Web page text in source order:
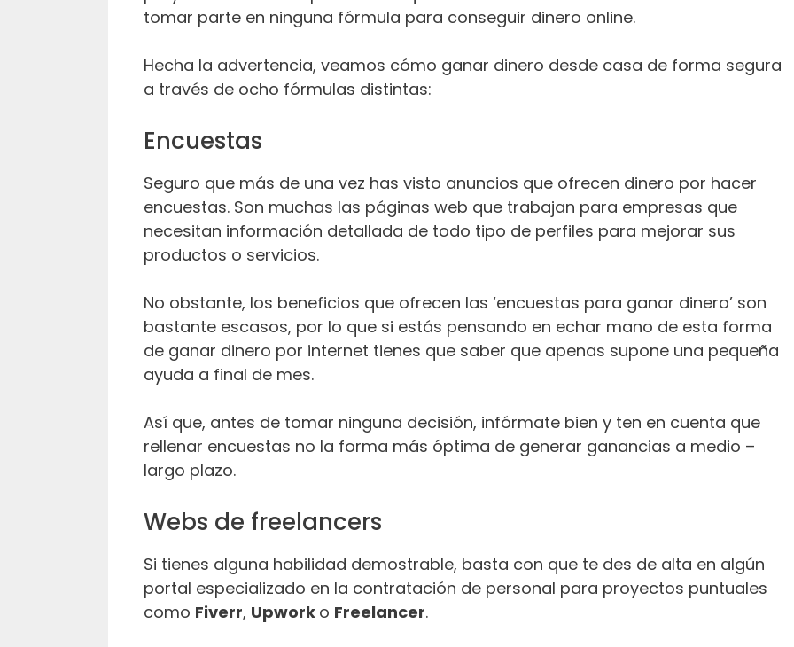
tomar parte en ninguna fórmula para conseguir dinero online.
Hecha la advertencia, veamos cómo ganar dinero desde casa de forma segura
a través de ocho fórmulas distintas:
Encuestas
Seguro que más de una vez has visto anuncios que ofrecen dinero por hacer
encuestas. Son muchas las páginas web que trabajan para empresas que
necesitan información detallada de todo tipo de perfiles para mejorar sus
productos o servicios.
No obstante, los beneficios que ofrecen las ‘encuestas para ganar dinero’ son
bastante escasos, por lo que si estás pensando en echar mano de esta forma
de ganar dinero por internet tienes que saber que apenas supone una pequeña
ayuda a final de mes.
Así que, antes de tomar ninguna decisión, infórmate bien y ten en cuenta que
rellenar encuestas no la forma más óptima de generar ganancias a medio –
largo plazo.
Webs de freelancers
Si tienes alguna habilidad demostrable, basta con que te des de alta en algún
portal especializado en la contratación de personal para proyectos puntuales
como Fiverr, Upwork o Freelancer.